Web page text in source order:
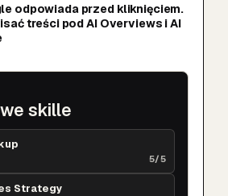
odpowiada przed kliknięciem.
treści pod AI Overviews i AI
skille
5/5
Strategy